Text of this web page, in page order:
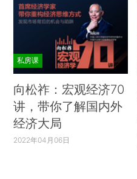
私房课
向松祚：宏观经济70
讲，带你了解国内外
经济大局
2022年04月06日